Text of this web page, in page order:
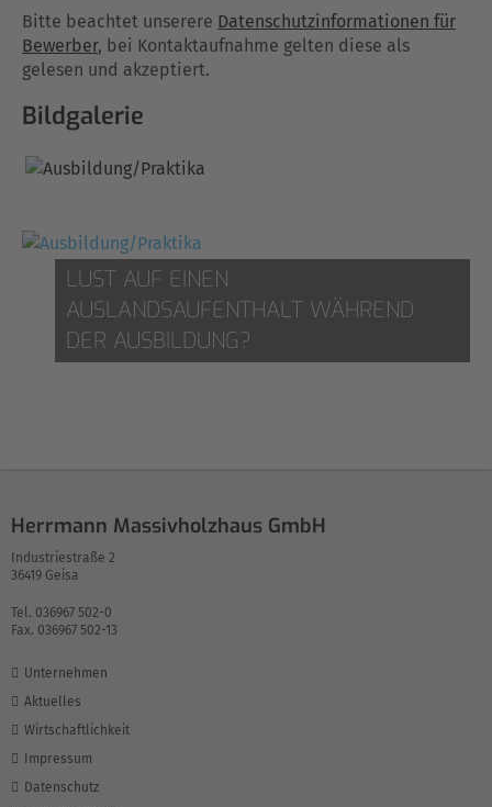
Bitte beachtet unserere Datenschutzinformationen für
Bewerber, bei Kontaktaufnahme gelten diese als
gelesen und akzeptiert.
Bildgalerie
LUST AUF EINEN
AUSLANDSAUFENTHALT WÄHREND
DER AUSBILDUNG?
Herrmann Massivholzhaus GmbH
Industriestraße 2
36419 Geisa
Tel. 036967 502-0
Fax. 036967 502-13
Unternehmen
Aktuelles
Wirtschaftlichkeit
Impressum
Datenschutz